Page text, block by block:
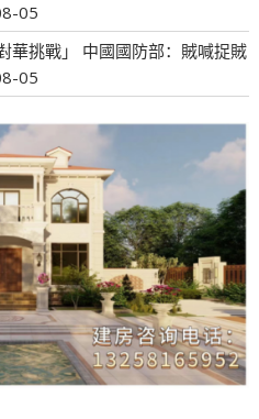
05
華挑戰」 中國國防部：賊喊捉賊
05